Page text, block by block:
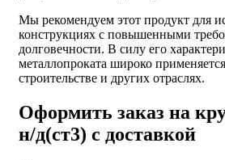
Мы рекомендуем этот продукт для
конструкциях с повышенными
долговечности. В силу его
металлопроката широко
строительстве и других отраслях.
Оформить заказ на
н/д(ст3) с доставкой